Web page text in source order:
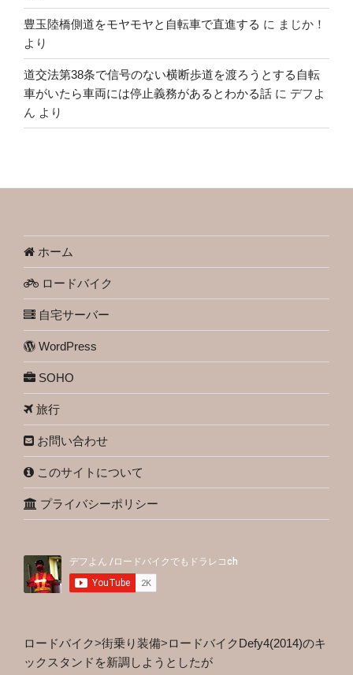
豊玉陸橋側道をモヤモヤと自転車で直進する に まじか！
より
道交法第38条で信号のない横断歩道を渡ろうとする自転
車がいたら車両には停止義務があるとわかる話 に デフよ
ん より
ホーム
ロードバイク
自宅サーバー
WordPress
SOHO
旅行
お問い合わせ
このサイトについて
プライバシーポリシー
ロードバイク>街乗り装備>ロードバイクDefy4(2014)のキ
ックスタンドを新調しようとしたが